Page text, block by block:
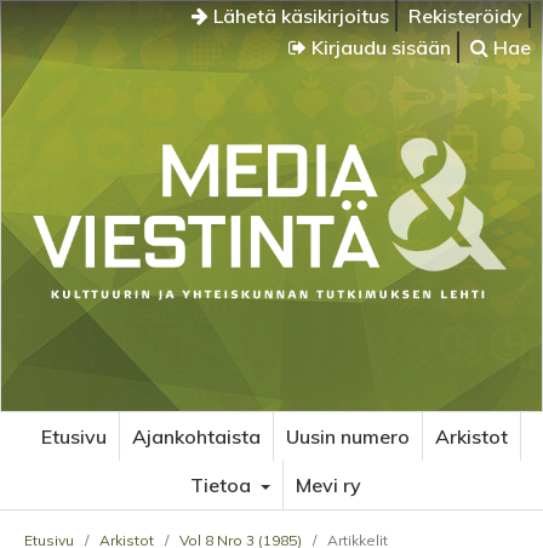
Lähetä käsikirjoitus
Rekisteröidy
Kirjaudu sisään
Hae
Etusivu Ajankohtaista Uusin numero
Arkistot
Tietoa
Mevi ry
Etusivu / Arkistot / Vol 8 Nro 3 (1985) / Artikkelit